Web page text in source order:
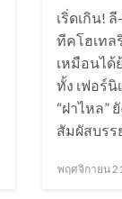
เริ่ดเกิน!
ทีคโฮเทล
เหมือนได้
ทั้ง เฟอร์นิ
“ฝาไหล”
สัมผัสบรร
Posted
พฤศจิกายน